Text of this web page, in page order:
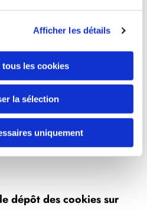
Afficher les détails
les cookies
la sélection
uniquement
ne peut être
visiteurs car toutes les
dépôt des cookies sur